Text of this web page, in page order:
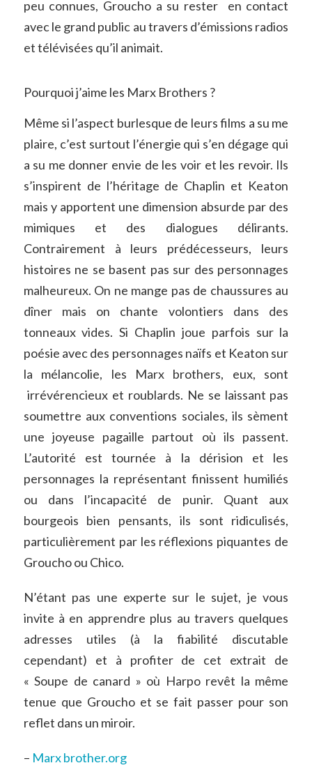
peu connues, Groucho a su rester en contact
avec le grand public au travers d’émissions radios
et télévisées qu’il animait.
Pourquoi j’aime les Marx Brothers ?
Même si l’aspect burlesque de leurs films a su me
plaire, c’est surtout l’énergie qui s’en dégage qui
a su me donner envie de les voir et les revoir. Ils
s’inspirent de l’héritage de Chaplin et Keaton
mais y apportent une dimension absurde par des
mimiques et des dialogues délirants.
Contrairement à leurs prédécesseurs, leurs
histoires ne se basent pas sur des personnages
malheureux. On ne mange pas de chaussures au
dîner mais on chante volontiers dans des
tonneaux vides. Si Chaplin joue parfois sur la
poésie avec des personnages naïfs et Keaton sur
la mélancolie, les Marx brothers, eux, sont
irrévérencieux et roublards. Ne se laissant pas
soumettre aux conventions sociales, ils sèment
une joyeuse pagaille partout où ils passent.
L’autorité est tournée à la dérision et les
personnages la représentant finissent humiliés
ou dans l’incapacité de punir. Quant aux
bourgeois bien pensants, ils sont ridiculisés,
particulièrement par les réflexions piquantes de
Groucho ou Chico.
N’étant pas une experte sur le sujet, je vous
invite à en apprendre plus au travers quelques
adresses utiles (à la fiabilité discutable
cependant) et à profiter de cet extrait de
« Soupe de canard » où Harpo revêt la même
tenue que Groucho et se fait passer pour son
reflet dans un miroir.
– Marx brother.org